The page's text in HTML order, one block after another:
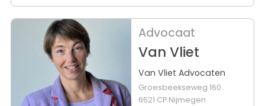
Advocaat
Van Vliet
Van Vliet Advocaten
Groesbeekseweg 160
6521 CP Nijmegen